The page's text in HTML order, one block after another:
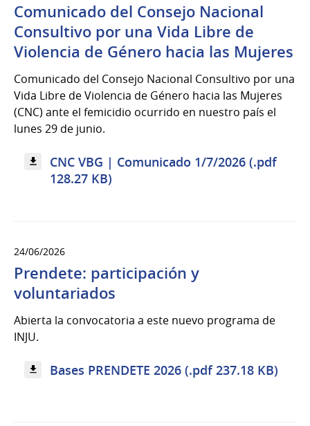
Comunicado del Consejo Nacional
Consultivo por una Vida Libre de
Violencia de Género hacia las Mujeres
Comunicado del Consejo Nacional Consultivo por una
Vida Libre de Violencia de Género hacia las Mujeres
(CNC) ante el femicidio ocurrido en nuestro país el
lunes 29 de junio.
CNC VBG | Comunicado 1/7/2026 (.pdf
128.27 KB)
24/06/2026
Prendete: participación y
voluntariados
Abierta la convocatoria a este nuevo programa de
INJU.
Bases PRENDETE 2026 (.pdf 237.18 KB)